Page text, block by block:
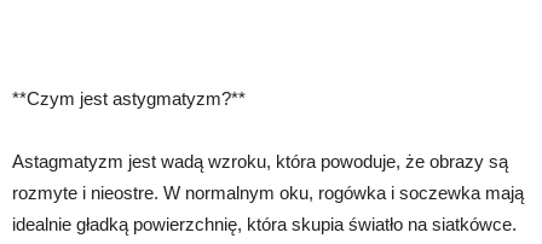
**Czym jest astygmatyzm?**
Astagmatyzm jest wadą wzroku, która powoduje, że obrazy są
rozmyte i nieostre. W normalnym oku, rogówka i soczewka mają
idealnie gładką powierzchnię, która skupia światło na siatkówce.